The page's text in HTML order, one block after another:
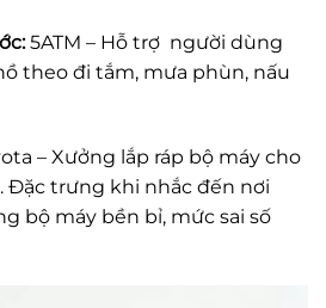
5ATM – Hỗ trợ người dùng
theo đi tắm, mưa phùn, nấu
– Xưởng lắp ráp bộ máy cho
Đặc trưng khi nhắc đến nơi
bộ máy bền bỉ, mức sai số